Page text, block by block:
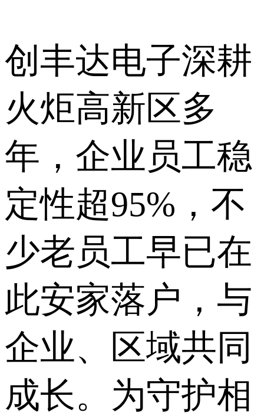
创丰达电子深耕
火炬高新区多
年，企业员工稳
定性超95%，不
少老员工早已在
此安家落户，与
企业、区域共同
成长。为守护相